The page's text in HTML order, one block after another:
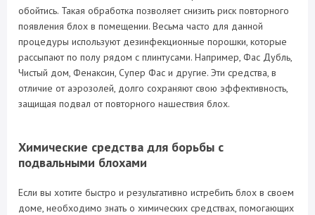
обойтись. Такая обработка позволяет снизить риск повторного
появления блох в помещении. Весьма часто для данной
процедуры используют дезинфекционные порошки, которые
рассыпают по полу рядом с плинтусами. Например, Фас Дубль,
Чистый дом, Фенаксин, Супер Фас и другие. Эти средства, в
отличие от аэрозолей, долго сохраняют свою эффективность,
защищая подвал от повторного нашествия блох.
Химические средства для борьбы с
подвальными блохами
Если вы хотите быстро и результативно истребить блох в своем
доме, необходимо знать о химических средствах, помогающих